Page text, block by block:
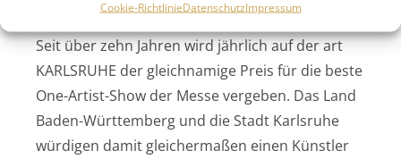
Cookie-RichtlinieDatenschutzImpressum
Seit über zehn Jahren wird jährlich auf der art
KARLSRUHE der gleichnamige Preis für die beste
One-Artist-Show der Messe vergeben. Das Land
Baden-Württemberg und die Stadt Karlsruhe
würdigen damit gleichermaßen einen Künstler